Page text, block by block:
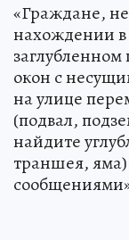
«Граждане,
нахождении в
окон с
на улице
(подвал,
найдите
траншея,